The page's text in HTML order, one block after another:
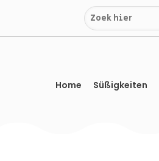
springen
Home Süßigkeiten